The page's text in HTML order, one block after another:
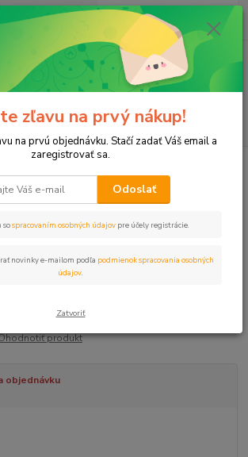
Menu
ks
za0 €
kovový 2" VNZ/VOZ
2" VNZ/VOZ
produkt
objednávku
zľavu na prvý nákup!
na prvú objednávku. Stačí zadať Váš email a
zaregistrovať sa.
Odoslať
sospracovaním osobných údajov pre účely registrácie.
novinky e-mailom podľa podmienok spracovania osobných
údajov
Zatvoriť